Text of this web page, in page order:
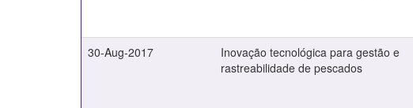
30-Aug-2017
Inovação tecnológica para gestão e
rastreabilidade de pescados